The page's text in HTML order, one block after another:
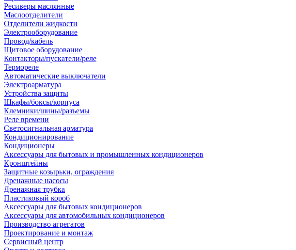
Ресиверы маслянные
Маслоотделители
Отделители жидкости
Электрооборудование
Провод/кабель
Щитовое оборудование
Контакторы/пускатели/реле
Термореле
Автоматические выключатели
Электроарматура
Устройства защиты
Шкафы/боксы/корпуса
Клемники/шины/разъемы
Реле времени
Светосигнальная арматура
Кондиционирование
Кондиционеры
Аксессуары для бытовых и промышленных кондиционеров
Кронштейны
Защитные козырьки, ограждения
Дренажные насосы
Дренажная трубка
Пластиковый короб
Аксессуары для бытовых кондиционеров
Аксессуары для автомобильных кондиционеров
Производство агрегатов
Проектирование и монтаж
Сервисный центр